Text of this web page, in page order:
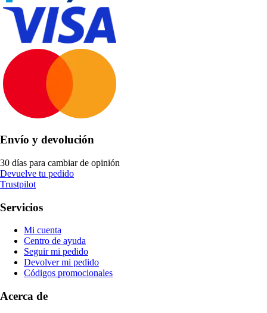
Envío y devolución
30 días para cambiar de opinión
Devuelve tu pedido
Trustpilot
Servicios
Mi cuenta
Centro de ayuda
Seguir mi pedido
Devolver mi pedido
Códigos promocionales
Acerca de